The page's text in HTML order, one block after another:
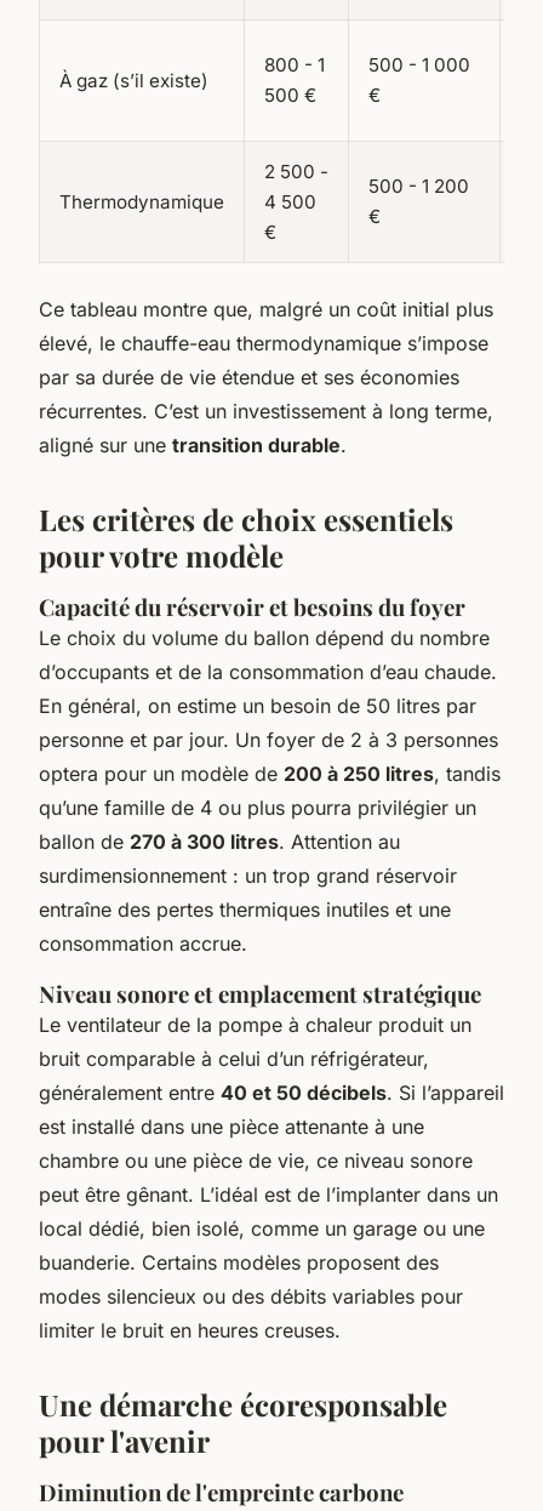
À gaz (s’il existe)
800 - 1
500 €
500 - 1 000
€
Thermodynamique
2 500 -
4 500
€
500 - 1 200
€
Ce tableau montre que, malgré un coût initial plus
élevé, le chauffe-eau thermodynamique s’impose
par sa durée de vie étendue et ses économies
récurrentes. C’est un investissement à long terme,
aligné sur une transition durable.
Les critères de choix essentiels
pour votre modèle
Capacité du réservoir et besoins du foyer
Le choix du volume du ballon dépend du nombre
d’occupants et de la consommation d’eau chaude.
En général, on estime un besoin de 50 litres par
personne et par jour. Un foyer de 2 à 3 personnes
optera pour un modèle de 200 à 250 litres, tandis
qu’une famille de 4 ou plus pourra privilégier un
ballon de 270 à 300 litres. Attention au
surdimensionnement : un trop grand réservoir
entraîne des pertes thermiques inutiles et une
consommation accrue.
Niveau sonore et emplacement stratégique
Le ventilateur de la pompe à chaleur produit un
bruit comparable à celui d’un réfrigérateur,
généralement entre 40 et 50 décibels. Si l’appareil
est installé dans une pièce attenante à une
chambre ou une pièce de vie, ce niveau sonore
peut être gênant. L’idéal est de l’implanter dans un
local dédié, bien isolé, comme un garage ou une
buanderie. Certains modèles proposent des
modes silencieux ou des débits variables pour
limiter le bruit en heures creuses.
Une démarche écoresponsable
pour l'avenir
Diminution de l'empreinte carbone